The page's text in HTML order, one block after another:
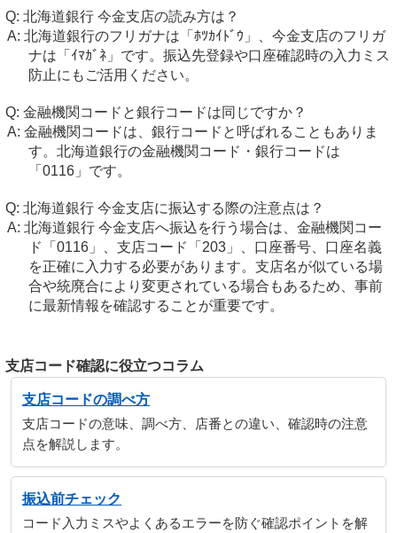
北海道銀行 今金支店の読み方は？
北海道銀行のフリガナは「ﾎﾂｶｲﾄﾞｳ」、今金支店のフリガ
ナは「ｲﾏｶﾞﾈ」です。振込先登録や口座確認時の入力ミス
防止にもご活用ください。
金融機関コードと銀行コードは同じですか？
金融機関コードは、銀行コードと呼ばれることもありま
す。北海道銀行の金融機関コード・銀行コードは
「0116」です。
北海道銀行 今金支店に振込する際の注意点は？
北海道銀行 今金支店へ振込を行う場合は、金融機関コー
ド「0116」、支店コード「203」、口座番号、口座名義
を正確に入力する必要があります。支店名が似ている場
合や統廃合により変更されている場合もあるため、事前
に最新情報を確認することが重要です。
支店コード確認に役立つコラム
支店コードの調べ方
支店コードの意味、調べ方、店番との違い、確認時の注意
点を解説します。
振込前チェック
コード入力ミスやよくあるエラーを防ぐ確認ポイントを解